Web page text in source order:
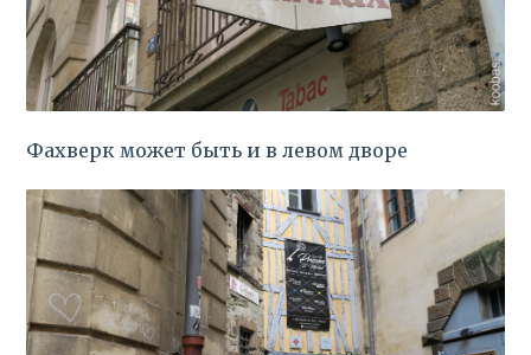
Фахверк может быть и в левом дворе